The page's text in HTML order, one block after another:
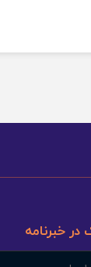
در خبرنامه